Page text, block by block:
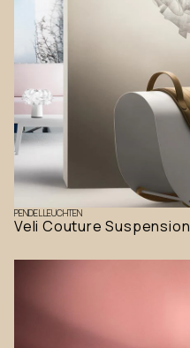
PENDELLEUCHTEN
Veli Couture Suspension